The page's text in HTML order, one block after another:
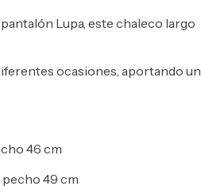
pantalón Lupa, este chaleco largo
ocasiones, aportando un
46 cm
pecho 49 cm